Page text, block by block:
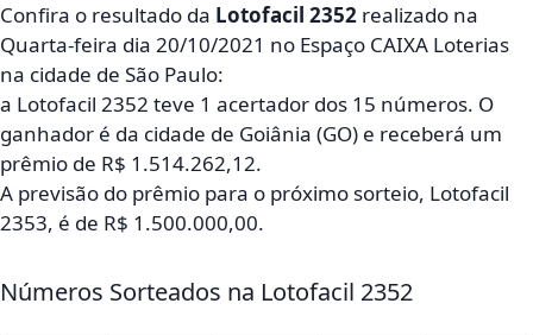
Confira o resultado da Lotofacil 2352 realizado na
Quarta-feira dia 20/10/2021 no Espaço CAIXA Loterias
na cidade de São Paulo:
a Lotofacil 2352 teve 1 acertador dos 15 números. O
ganhador é da cidade de Goiânia (GO) e receberá um
prêmio de R$ 1.514.262,12.
A previsão do prêmio para o próximo sorteio, Lotofacil
2353, é de R$ 1.500.000,00.
Números Sorteados na Lotofacil 2352